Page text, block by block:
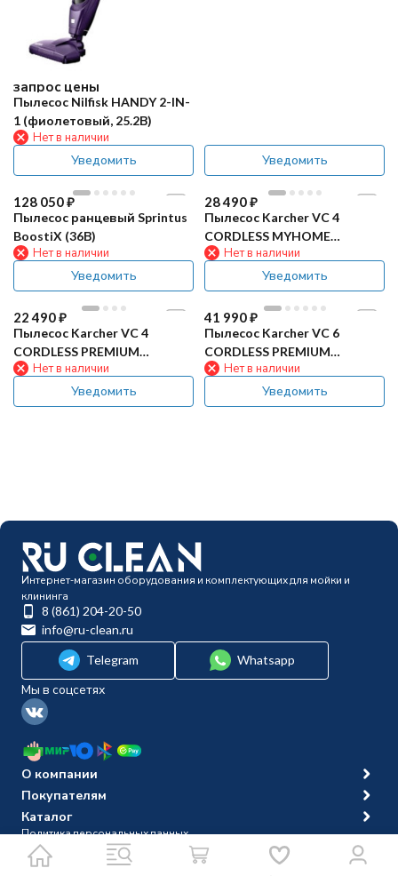
запрос цены
Пылесос Nilfisk HANDY 2-IN-
1 (фиолетовый, 25.2В)
Нет в наличии
Уведомить Уведомить
128 050₽
Пылесос ранцевый Sprintus
BoostiX (36В)
Нет в наличии
Уведомить
28 490₽
Пылесос Karcher VC 4
CORDLESS MYHOME
(аккумуляторный)
Нет в наличии
Уведомить
22 490₽
Пылесос Karcher VC 4
CORDLESS PREMIUM
MYHOME (аккумуляторный)
Нет в наличии
Уведомить
41 990₽
Пылесос Karcher VC 6
CORDLESS PREMIUM
OURFAMILY
(аккумуляторный)
Нет в наличии
Уведомить
Интернет-магазин оборудования и комплектующих для мойки и
клининга
8 (861) 204-20-50
info@ru-clean.ru
Telegram
Whatsapp
Мы в соцсетях
О компании
Покупателям
Каталог
Политика персональных данных
© 2014-2026 Ru-clean